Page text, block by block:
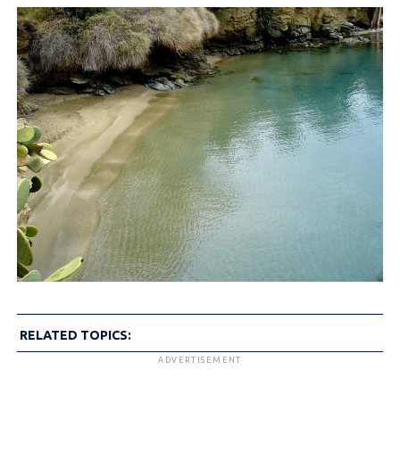
RELATED TOPICS:
ADVERTISEMENT